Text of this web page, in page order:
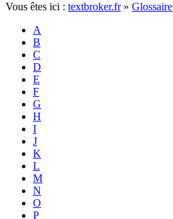
Vous êtes ici : textbroker.fr» Glossaire
A
B
C
D
E
F
G
H
I
J
K
L
M
N
O
P